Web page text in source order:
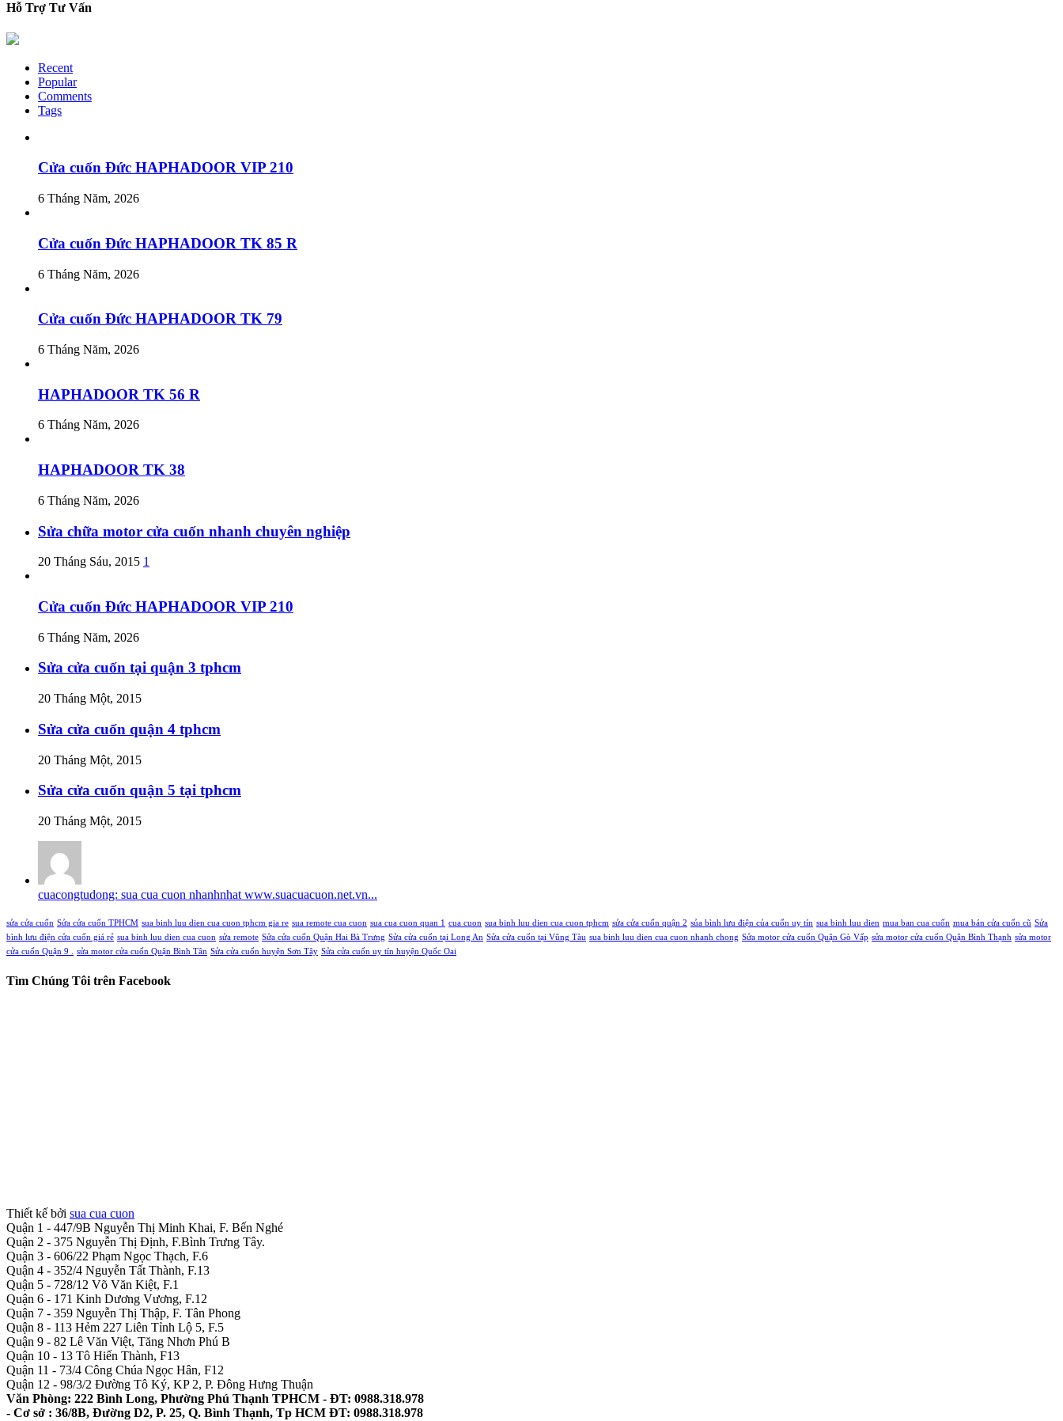
Hỗ Trợ Tư Vấn
Recent
Popular
Comments
Tags
Cửa cuốn Đức HAPHADOOR VIP 210
6 Tháng Năm, 2026
Cửa cuốn Đức HAPHADOOR TK 85 R
6 Tháng Năm, 2026
Cửa cuốn Đức HAPHADOOR TK 79
6 Tháng Năm, 2026
HAPHADOOR TK 56 R
6 Tháng Năm, 2026
HAPHADOOR TK 38
6 Tháng Năm, 2026
Sửa chữa motor cửa cuốn nhanh chuyên nghiệp
20 Tháng Sáu, 2015 1
Cửa cuốn Đức HAPHADOOR VIP 210
6 Tháng Năm, 2026
Sửa cửa cuốn tại quận 3 tphcm
20 Tháng Một, 2015
Sửa cửa cuốn quận 4 tphcm
20 Tháng Một, 2015
Sửa cửa cuốn quận 5 tại tphcm
20 Tháng Một, 2015
cuacongtudong: sua cua cuon nhanhnhat www.suacuacuon.net.vn...
sửa cửa cuốn Sửa cửa cuốn TPHCM sua binh luu dien cua cuon tphcm gia re sua remote cua cuon sua cua cuon quan 1 cua cuon sua binh luu dien cua cuon tphcm sửa cửa cuốn quận 2 sủa bình lưu điện của cuốn uy tín sua binh luu dien mua ban cua cuốn mua bán cửa cuốn cũ Sửa
bình lưu điện cửa cuốn giá rẻ sua binh luu dien cua cuon sửa remote Sửa cửa cuốn Quận Hai Bà Trưng Sửa cửa cuốn tại Long An Sửa cửa cuốn tại Vũng Tàu sua binh luu dien cua cuon nhanh chong Sửa motor cửa cuốn Quận Gò Vấp sửa motor cửa cuốn Quận Bình Thạnh sửa motor
cửa cuốn Quận 9 .
sửa motor cửa cuốn Quận Bình Tân Sửa cửa cuốn huyện Sơn Tây Sửa cửa cuốn uy tín huyện Quốc Oai
Tìm Chúng Tôi trên Facebook
Thiết kế bởi sua cua cuon
Quận 1 - 447/9B Nguyễn Thị Minh Khai, F. Bến Nghé
Quận 2 - 375 Nguyễn Thị Định, F.Bình Trưng Tây.
Quận 3 - 606/22 Phạm Ngọc Thạch, F.6
Quận 4 - 352/4 Nguyễn Tất Thành, F.13
Quận 5 - 728/12 Võ Văn Kiệt, F.1
Quận 6 - 171 Kinh Dương Vương, F.12
Quận 7 - 359 Nguyễn Thị Thập, F. Tân Phong
Quận 8 - 113 Hẻm 227 Liên Tỉnh Lộ 5, F.5
Quận 9 - 82 Lê Văn Việt, Tăng Nhơn Phú B
Quận 10 - 13 Tô Hiến Thành, F13
Quận 11 - 73/4 Công Chúa Ngọc Hân, F12
Quận 12 - 98/3/2 Đường Tô Ký, KP 2, P. Đông Hưng Thuận
Văn Phòng: 222 Bình Long, Phường Phú Thạnh TPHCM - ĐT: 0988.318.978
- Cơ sở : 36/8B, Đường D2, P. 25, Q. Bình Thạnh, Tp HCM ĐT: 0988.318.978